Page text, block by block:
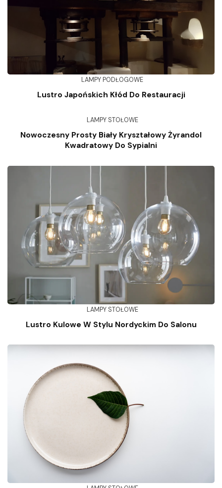
LAMPY PODŁOGOWE
Lustro Japońskich Kłód Do Restauracji
LAMPY STOŁOWE
Nowoczesny Prosty Biały Kryształowy Żyrandol
Kwadratowy Do Sypialni
LAMPY STOŁOWE
Lustro Kulowe W Stylu Nordyckim Do Salonu